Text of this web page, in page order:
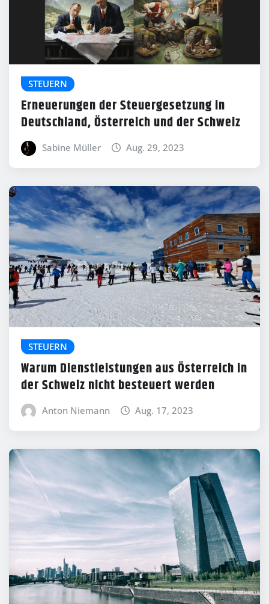
STEUERN
Erneuerungen der Steuergesetzung in
Deutschland, Österreich und der Schweiz
Sabine Müller Aug. 29, 2023
STEUERN
Warum Dienstleistungen aus Österreich in
der Schweiz nicht besteuert werden
Anton Niemann Aug. 17, 2023